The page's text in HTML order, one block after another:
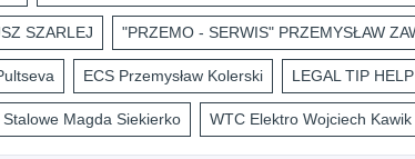
SZARLEJ "PRZEMO - SERWIS" PRZEMYSŁAW
ECS Przemysław Kolerski LEGAL TIP
Magda Siekierko WTC Elektro Wojciech Kawik